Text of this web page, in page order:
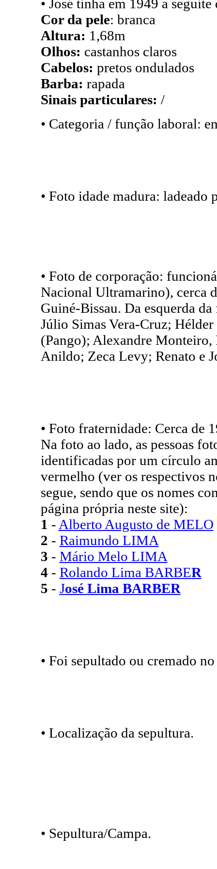
• José tinha em 1949 a
Cor da pele: branca
Altura: 1,68m
Olhos: castanhos claros
Cabelos: pretos ondulados
Barba: rapada
Sinais particulares: /
• Categoria / função laboral:
• Foto idade madura: ladeado
• Foto de corporação:
Nacional Ultramarino), cerca
Guiné-Bissau. Da esquerda
Júlio Simas Vera-Cruz;
(Pango); Alexandre
Anildo; Zeca Levy; Renato e
• Foto fraternidade: Cerca de
Na foto ao lado, as pessoas
identificadas por um círculo
vermelho (ver os respectivos
segue, sendo que os nomes
página própria neste site):
1 - Alberto Augusto de MELO
2 - Raimundo LIMA
3 - Mário Melo LIMA
4 - Rolando Lima BARBER
5 - José Lima BARBER
• Foi sepultado ou cremado
• Localização da sepultura.
• Sepultura/Campa.